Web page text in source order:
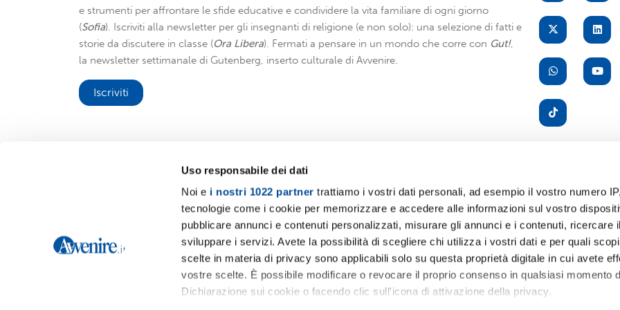
Uso responsabile dei dati
Noi e i nostri 1022 partner trattiamo i vostri dati personali, ad esempio il vostro numero
tecnologie come i cookie per memorizzare e accedere alle informazioni sul vostro
pubblicare annunci e contenuti personalizzati, misurare gli annunci e i contenuti, ricercare
sviluppare i servizi. Avete la possibilità di scegliere chi utilizza i vostri dati e per quali
scelte in materia di privacy sono applicabili solo su questa proprietà digitale in cui avete
vostre scelte. È possibile modificare o revocare il proprio consenso in qualsiasi momento
Dichiarazione sui cookie o facendo clic sull'icona di attivazione della privacy.
e strumenti per affrontare le sfide educative e condividere la vita familiare di ogni giorno
(Sofia). Iscriviti alla newsletter per gli insegnanti di religione (e non solo): una selezione di fatti e
storie da discutere in classe (Ora Libera). Fermati a pensare in un mondo che corre con Gut!,
la newsletter settimanale di Gutenberg, inserto culturale di Avvenire.
Iscriviti